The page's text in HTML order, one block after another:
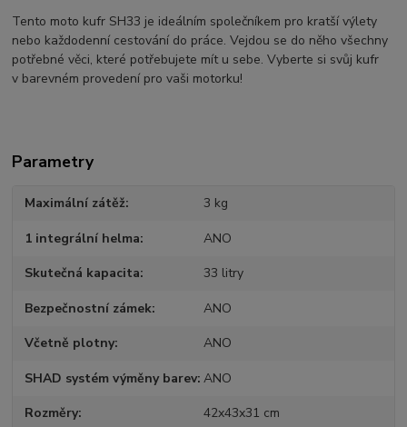
Tento moto kufr SH33 je ideálním společníkem pro kratší výlety
nebo každodenní cestování do práce. Vejdou se do něho všechny
potřebné věci, které potřebujete mít u sebe. Vyberte si svůj kufr
v barevném provedení pro vaši motorku!
Parametry
Maximální zátěž 3 kg
1 integrální helma ANO
Skutečná kapacita 33 litry
Bezpečnostní zámek ANO
Včetně plotny ANO
SHAD systém výměny barev ANO
Rozměry 42x43x31 cm